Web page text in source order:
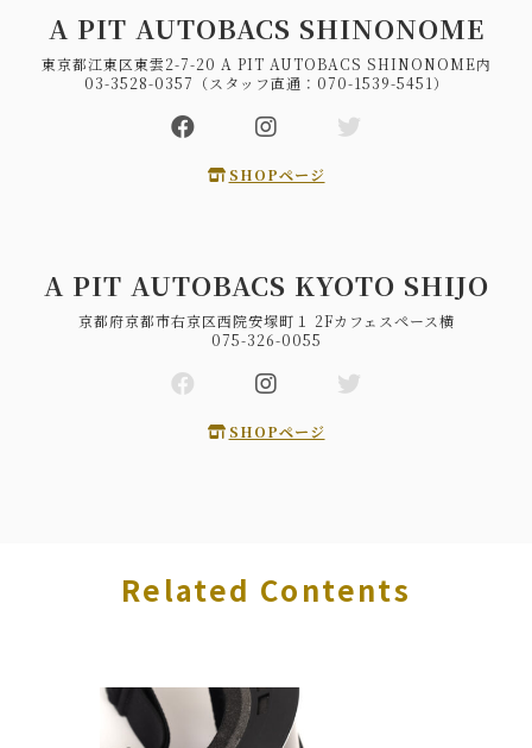
A PIT AUTOBACS SHINONOME
東京都江東区東雲2-7-20 A PIT AUTOBACS SHINONOME内
03-3528-0357（スタッフ直通：070-1539-5451）
SHOPページ
A PIT AUTOBACS KYOTO SHIJO
京都府京都市右京区西院安塚町１ 2Fカフェスペース横
075-326-0055
SHOPページ
Related Contents